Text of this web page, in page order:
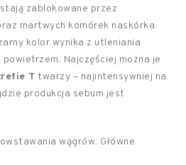
zablokowane przez
martwych komórek naskórka.
kolor wynika z utleniania
Najczęściej można je
T twarzy – najintensywniej na
produkcja sebum jest
wągrów. Główne